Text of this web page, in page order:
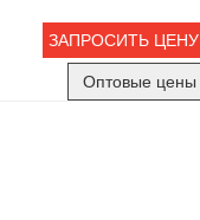
ЗАПРОСИТЬ ЦЕНУ
Оптовые цены